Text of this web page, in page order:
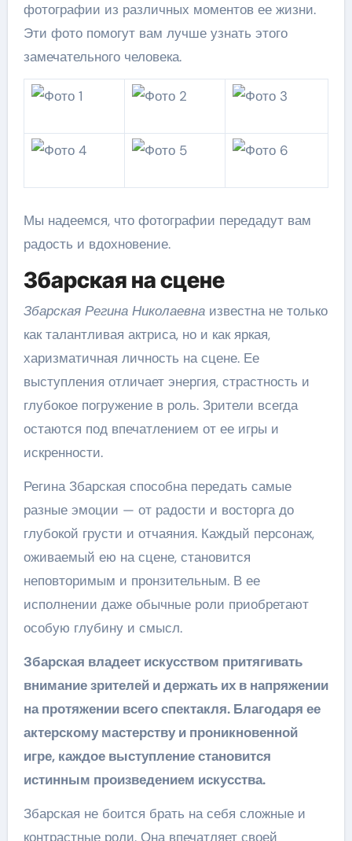
фотографии из различных моментов ее жизни.
Эти фото помогут вам лучше узнать этого
замечательного человека.
Мы надеемся, что фотографии передадут вам
радость и вдохновение.
Збарская на сцене
Збарская Регина Николаевнаизвестна не только
как талантливая актриса, но и как яркая,
харизматичная личность на сцене. Ее
выступления отличает энергия, страстность и
глубокое погружение в роль. Зрители всегда
остаются под впечатлением от ее игры и
искренности.
Регина Збарская способна передать самые
разные эмоции — от радости и восторга до
глубокой грусти и отчаяния. Каждый персонаж,
оживаемый ею на сцене, становится
неповторимым и пронзительным. В ее
исполнении даже обычные роли приобретают
особую глубину и смысл.
Збарская владеет искусством притягивать
внимание зрителей и держать их в напряжении
на протяжении всего спектакля. Благодаря ее
актерскому мастерству и проникновенной
игре, каждое выступление становится
истинным произведением искусства.
Збарская не боится брать на себя сложные и
контрастные роли. Она впечатляет своей